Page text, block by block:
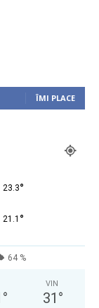
ÎMI PLACE
23.3°
21.1 °
64 %
°
VIN
31 °